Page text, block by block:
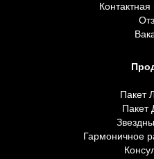
Пакет
Пакет
Гармоничное